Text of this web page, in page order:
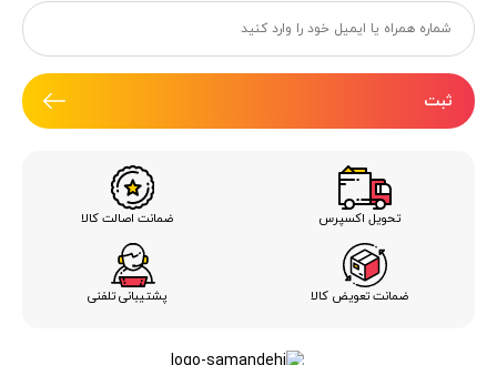
ثبت
تحویل اکسپرس ضمانت اصالت کالا
ضمانت تعویض کالا پشتیبانی تلفنی